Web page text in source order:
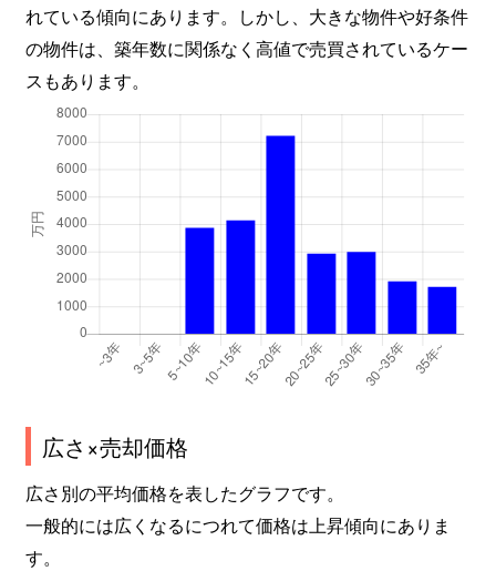
れている傾向にあります。しかし、大きな物件や好条件
の物件は、築年数に関係なく高値で売買されているケー
スもあります。
広さ×売却価格
広さ別の平均価格を表したグラフです。
一般的には広くなるにつれて価格は上昇傾向にありま
す。